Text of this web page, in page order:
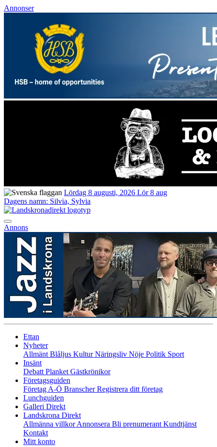
Annonser
Lördag 8 augusti, 2026 Lör 8 aug
Dagens namn: Silvia, Sylvia
Annons
Ettan
Nyheter
Allmänt Blåljus KulturNäringsliv Nöje Politik Sport
Insänt
Debatt Planket Gästkrönikor
Företagsguiden
Företag A-Ö BranscherRegistrera ditt företag
Lunchguiden
Galleri Direkt
Landskrona Direkt
Allmänna villkorAnnonsera Bli prenumerant Kundtjänst
Kontakt
Mitt konto